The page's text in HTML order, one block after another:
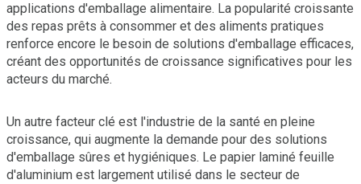
applications d'emballage alimentaire. La popularité croissante
des repas prêts à consommer et des aliments pratiques
renforce encore le besoin de solutions d'emballage efficaces,
créant des opportunités de croissance significatives pour les
acteurs du marché.
Un autre facteur clé est l'industrie de la santé en pleine
croissance, qui augmente la demande pour des solutions
d'emballage sûres et hygiéniques. Le papier laminé feuille
d'aluminium est largement utilisé dans le secteur de